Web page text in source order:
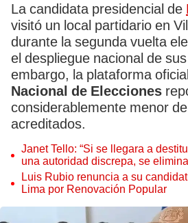
La candidata presidencial de
visitó un local partidario en
durante la segunda vuelta
el despliegue nacional de
embargo, la plataforma
Nacional de Elecciones
considerablemente menor
acreditados.
Janet Tello: “Si se llegara a
una autoridad discrepa, se
judicial”
Luis Rubio renuncia a su
Lima por Renovación Popular